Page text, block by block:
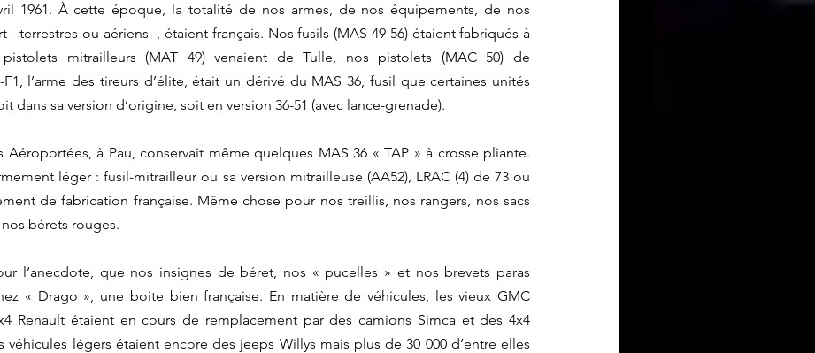
1961. À cette époque, la totalité de nos armes, de nos équipements, de nos
- terrestres ou aériens -, étaient français. Nos fusils (MAS 49-56) étaient fabriqués à
pistolets mitrailleurs (MAT 49) venaient de Tulle, nos pistolets (MAC 50) de
F1, l’arme des tireurs d’élite, était un dérivé du MAS 36, fusil que certaines unités
dans sa version d’origine, soit en version 36-51 (avec lance-grenade).
Aéroportées, à Pau, conservait même quelques MAS 36 « TAP » à crosse pliante.
léger : fusil-mitrailleur ou sa version mitrailleuse (AA52), LRAC (4) de 73 ou
de fabrication française. Même chose pour nos treillis, nos rangers, nos sacs
bérets rouges.
l’anecdote, que nos insignes de béret, nos « pucelles » et nos brevets paras
« Drago », une boite bien française. En matière de véhicules, les vieux GMC
Renault étaient en cours de remplacement par des camions Simca et des 4x4
véhicules légers étaient encore des jeeps Willys mais plus de 30 000 d’entre elles